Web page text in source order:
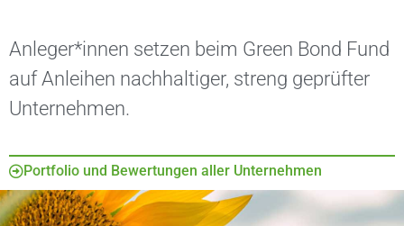
Anleger*innen setzen beim Green Bond Fund
auf Anleihen nachhaltiger, streng geprüfter
Unternehmen.
Portfolio und Bewertungen aller Unternehmen